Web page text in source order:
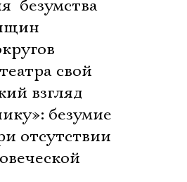
 безумства
свой
взгляд
безумие
отсутствии